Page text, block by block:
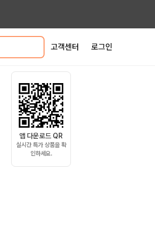
고객센터 로그인
앱 다운로드 QR
실시간 특가 상품을 확
인하세요.